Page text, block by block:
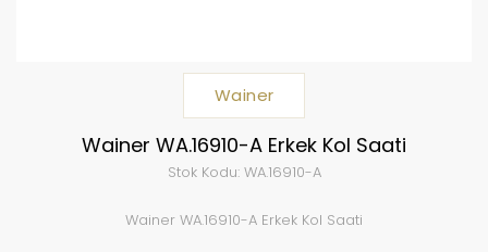
Wainer
Wainer WA.16910-A Erkek Kol Saati
Stok Kodu:WA.16910-A
Wainer WA.16910-A Erkek Kol Saati